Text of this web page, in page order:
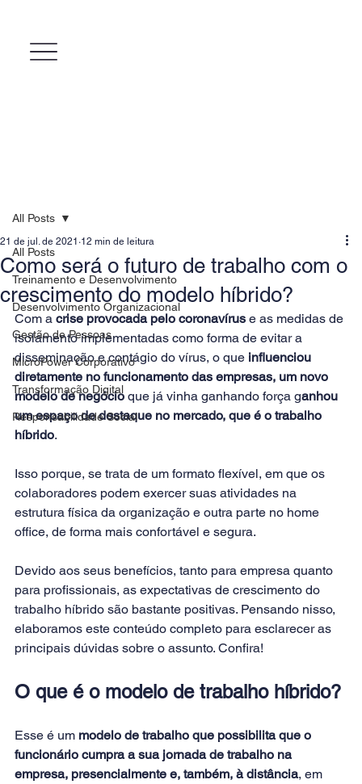
All Posts
Treinamento e Desenvolvimento
Desenvolvimento Organizacional
Gestão de Pessoas
MicroPower Corporativo
Transformação Digital
Responsabilidade Social
All Posts
Como será o futuro de trabalho com o
crescimento do modelo híbrido?
21 de jul. de 2021 12 min de leitura
Com a crise provocada pelo coronavírus e as medidas de
isolamento implementadas como forma de evitar a
disseminação e contágio do vírus, o que influenciou
diretamente no funcionamento das empresas, um novo
modelo de negócio que já vinha ganhando força ganhou
um espaço de destaque no mercado, que é o trabalho
híbrido.
Isso porque, se trata de um formato flexível, em que os
colaboradores podem exercer suas atividades na
estrutura física da organização e outra parte no home
office, de forma mais confortável e segura.
Devido aos seus benefícios, tanto para empresa quanto
para profissionais, as expectativas de crescimento do
trabalho híbrido são bastante positivas. Pensando nisso,
elaboramos este conteúdo completo para esclarecer as
principais dúvidas sobre o assunto. Confira!
O que é o modelo de trabalho híbrido?
Esse é um modelo de trabalho que possibilita que o
funcionário cumpra a sua jornada de trabalho na
empresa, presencialmente e, também, à distância, em